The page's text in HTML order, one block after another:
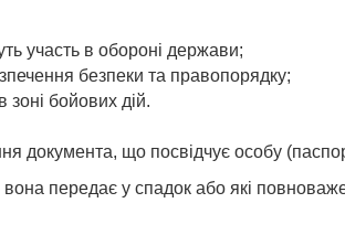
участь в обороні держави;
безпеки та правопорядку;
зоні бойових дій.
документа, що посвідчує особу
передає у спадок або які